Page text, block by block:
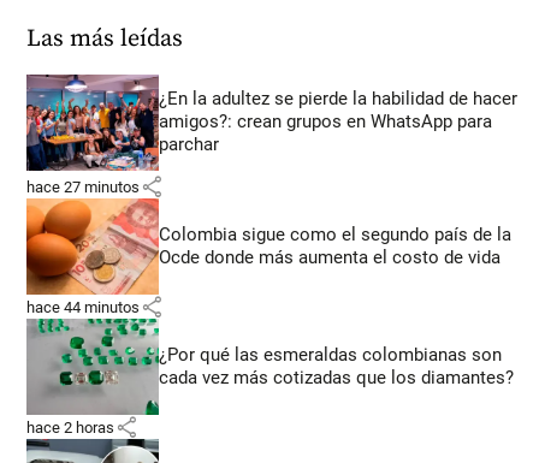
Las más leídas
¿En la adultez se pierde la habilidad de hacer
amigos?: crean grupos en WhatsApp para
parchar
hace 27 minutos share
Colombia sigue como el segundo país de la
Ocde donde más aumenta el costo de vida
hace 44 minutos share
¿Por qué las esmeraldas colombianas son
cada vez más cotizadas que los diamantes?
hace 2 horas share